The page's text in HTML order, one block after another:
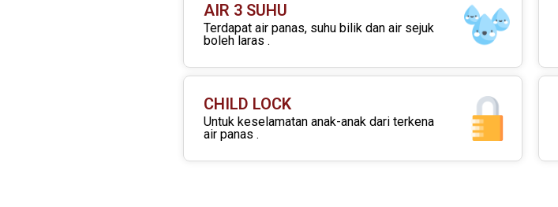
AIR 3 SUHU
Terdapat air panas, suhu bilik dan air sejuk
boleh laras .
CHILD LOCK
Untuk keselamatan anak-anak dari terkena
air panas .